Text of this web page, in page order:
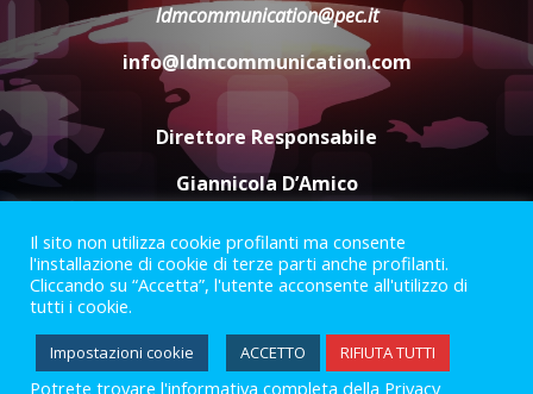
Politiche Giovanili e Mobilità
Sostenibile: premiati gli studenti
universitari del bando “La strada
giusta”
8 Agosto 2026 07:15
ldmcommunication@pec.it
info@ldmcommunication.com
Direttore Responsabile
Giannicola D’Amico
Termini e Condizioni
Privacy Policy
Informazioni Legali
Facebook
Instagram
Youtube
Il sito non utilizza cookie profilanti ma consente
l'installazione di cookie di terze parti anche profilanti.
Cliccando su “Accetta”, l'utente acconsente all'utilizzo di
tutti i cookie.
Impostazioni cookie ACCETTO RIFIUTA TUTTI
Potrete trovare l'informativa completa della Privacy